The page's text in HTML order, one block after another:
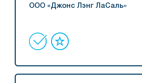
ООО «Джонс Лэнг ЛаСаль»